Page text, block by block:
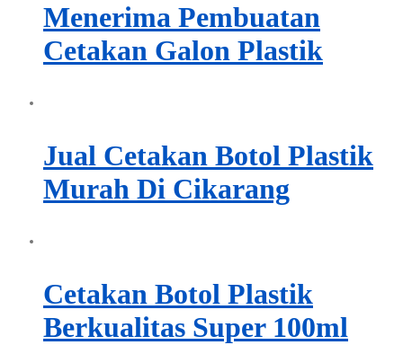
Menerima Pembuatan
Cetakan Galon Plastik
Jual Cetakan Botol Plastik
Murah Di Cikarang
Cetakan Botol Plastik
Berkualitas Super 100ml